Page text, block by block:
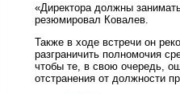
«Директора должны
резюмировал Ковалев.
Также в ходе встречи он
разграничить полномочия
чтобы те, в свою очередь,
отстранения от должности